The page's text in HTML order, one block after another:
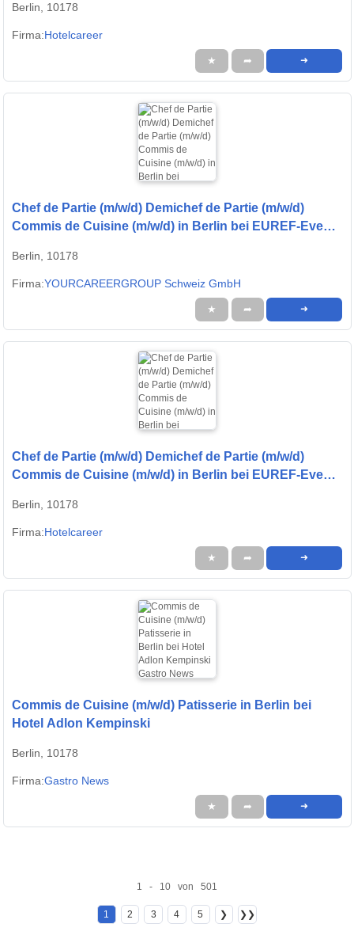
Berlin, 10178
Firma:Hotelcareer
★ ➦ ➜
Chef de Partie (m/w/d) Demichef de Partie (m/w/d)
Commis de Cuisine (m/w/d) in Berlin bei EUREF-Event
Berlin, 10178
Firma:YOURCAREERGROUP Schweiz GmbH
★ ➦ ➜
Chef de Partie (m/w/d) Demichef de Partie (m/w/d)
Commis de Cuisine (m/w/d) in Berlin bei EUREF-Event
Berlin, 10178
Firma:Hotelcareer
★ ➦ ➜
Commis de Cuisine (m/w/d) Patisserie in Berlin bei
Hotel Adlon Kempinski
Berlin, 10178
Firma:Gastro News
★ ➦ ➜
1 - 10 von 501
1 2 3 4 5 ❯ ❯❯